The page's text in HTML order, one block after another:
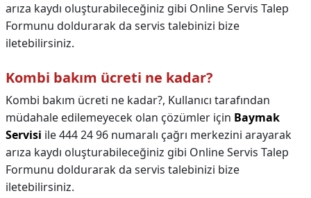
arıza kaydı oluşturabileceğiniz gibi Online Servis Talep
Formunu doldurarak da servis talebinizi bize
iletebilirsiniz.
Kombi bakım ücreti ne kadar?
Kombi bakım ücreti ne kadar?, Kullanıcı tarafından
müdahale edilemeyecek olan çözümler için Baymak
Servisi ile 444 24 96 numaralı çağrı merkezini arayarak
arıza kaydı oluşturabileceğiniz gibi Online Servis Talep
Formunu doldurarak da servis talebinizi bize
iletebilirsiniz.